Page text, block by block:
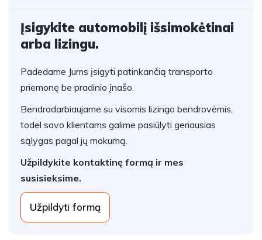
Įsigykite automobilį išsimokėtinai
arba lizingu.
Padedame Jums įsigyti patinkančią transporto
priemonę be pradinio įnašo.
Bendradarbiaujame su visomis lizingo bendrovėmis,
todel savo klientams galime pasiūlyti geriausias
sąlygas pagal jų mokumą.
Užpildykite kontaktinę formą ir mes
susisieksime.
Užpildyti formą